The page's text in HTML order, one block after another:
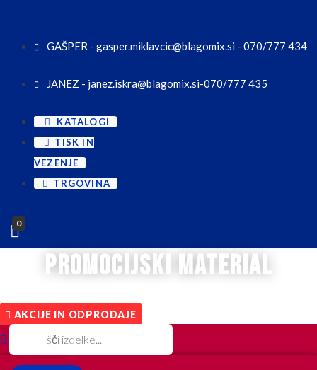
GAŠPER - gasper.miklavcic@blagomix.si - 070/777 434
JANEZ - janez.iskra@blagomix.si-070/777 435
KATALOGI
TISK IN
VEZENJE
TRGOVINA
0
promocijski material
AKCIJE IN ODPRODAJE